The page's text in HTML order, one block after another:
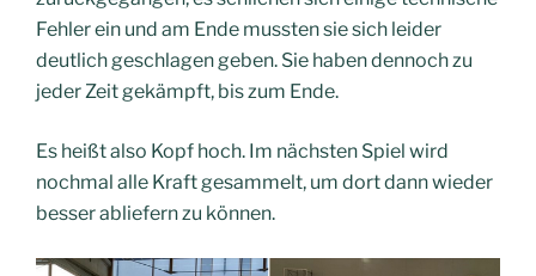
Fehler ein und am Ende mussten sie sich leider
deutlich geschlagen geben. Sie haben dennoch zu
jeder Zeit gekämpft, bis zum Ende.
Es heißt also Kopf hoch. Im nächsten Spiel wird
nochmal alle Kraft gesammelt, um dort dann wieder
besser abliefern zu können.